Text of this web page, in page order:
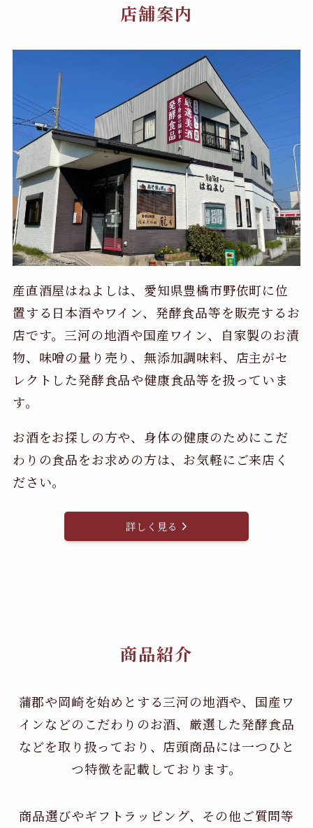
店舗案内
産直酒屋はねよしは、愛知県豊橋市野依町に位
置する日本酒やワイン、発酵食品等を販売するお
店です。三河の地酒や国産ワイン、自家製のお漬
物、味噌の量り売り、無添加調味料、店主がセ
レクトした発酵食品や健康食品等を扱っていま
す。
お酒をお探しの方や、身体の健康のためにこだ
わりの食品をお求めの方は、お気軽にご来店く
ださい。
詳しく見る
商品紹介
蒲郡や岡崎を始めとする三河の地酒や、国産ワ
インなどのこだわりのお酒、 厳選した発酵食品
などを取り扱っており、店頭商品には一つひと
つ特徴を記載しております。
商品選びやギフトラッピング、その他ご質問等